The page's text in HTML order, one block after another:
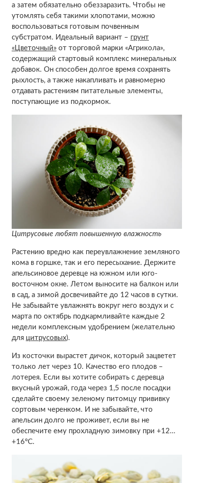
а затем обязательно обеззаразить. Чтобы не
утомлять себя такими хлопотами, можно
воспользоваться готовым почвенным
субстратом. Идеальный вариант – грунт
«Цветочный»от торговой марки «Агрикола»,
содержащий стартовый комплекс минеральных
добавок. Он способен долгое время сохранять
рыхлость, а также накапливать и равномерно
отдавать растениям питательные элементы,
поступающие из подкормок.
Цитрусовые любят повышенную влажность
Растению вредно как переувлажнение земляного
кома в горшке, так и его пересыхание. Держите
апельсиновое деревце на южном или юго-
восточном окне. Летом выносите на балкон или
в сад, а зимой досвечивайте до 12 часов в сутки.
Не забывайте увлажнять вокруг него воздух и с
марта по октябрь подкармливайте каждые 2
недели комплексным удобрением (желательно
для цитрусовых).
Из косточки вырастет дичок, который зацветет
только лет через 10. Качество его плодов –
лотерея. Если вы хотите собирать с деревца
вкусный урожай, года через 1,5 после посадки
сделайте своему зеленому питомцу прививку
сортовым черенком. И не забывайте, что
апельсин долго не проживет, если вы не
обеспечите ему прохладную зимовку при +12…
+16°С.